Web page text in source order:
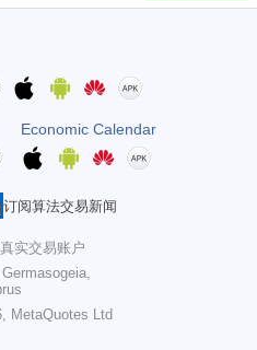
Economic Calendar
订阅算法交易新闻
实交易账户
MetaQuotes Ltd